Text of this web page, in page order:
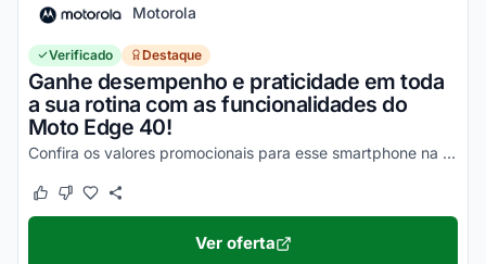
Motorola
Verificado Destaque
Ganhe desempenho e praticidade em toda
a sua rotina com as funcionalidades do
Moto Edge 40!
Confira os valores promocionais para esse smartphone na loja virtual Motorola e economize hoje mesmo!
Este cupom funcionou
Este cupom não funcionou
Ver oferta